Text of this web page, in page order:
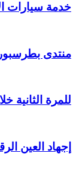
خدمة سيارات
منتدى
للمرة الثانية خلال
إجهاد العين